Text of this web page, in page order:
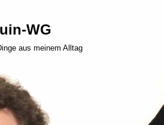
WG
aus meinem Alltag